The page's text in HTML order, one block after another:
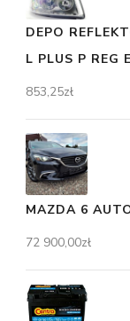
DEPO
L PLUS P REG
853,25zł
MAZDA 6
72 900,00zł